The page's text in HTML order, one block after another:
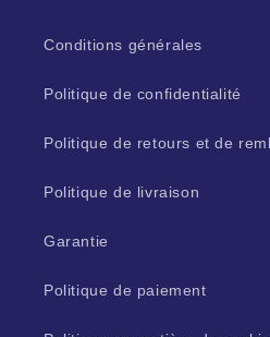
Conditions générales
Politique de confidentialité
Politique de retours et de
Politique de livraison
Garantie
Politique de paiement